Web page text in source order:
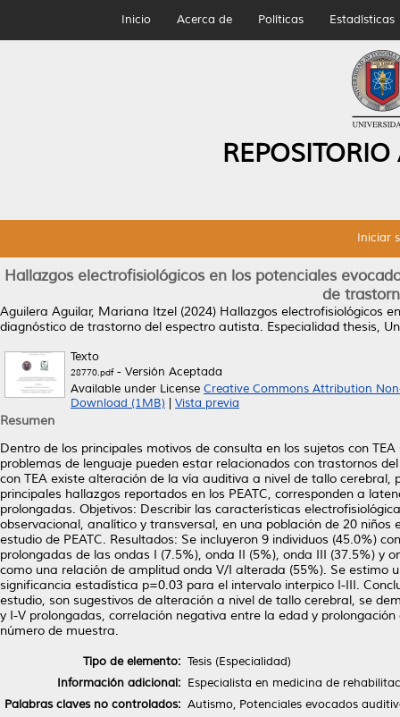
Inicio Acerca de Políticas Estadísticas
Iniciar
Hallazgos electrofisiológicos en los potenciales
de
Aguilera Aguilar, Mariana Itzel (2024) Hallazgos electrofisiológicos
diagnóstico de trastorno del espectro autista. Especialidad thesis,
Texto
28770.pdf- Versión Aceptada
Available under License Creative Commons Attribution
Download (1MB)
Vista previa
Resumen
Dentro de los principales motivos de consulta en los sujetos con
problemas de lenguaje pueden estar relacionados con trastornos
con TEA existe alteración de la vía auditiva a nivel de tallo
principales hallazgos reportados en los PEATC, corresponden a
prolongadas. Objetivos: Describir las características
observacional, analítico y transversal, en una población de 20
estudio de PEATC. Resultados: Se incluyeron 9 individuos (45.0%)
prolongadas de las ondas I (7.5%), onda II (5%), onda III (37.5%) y
como una relación de amplitud onda V/I alterada (55%). Se estimo
significancia estadística p=0.03 para el intervalo interpico I-III.
estudio, son sugestivos de alteración a nivel de tallo cerebral, se
y I-V prolongadas, correlación negativa entre la edad y
número de muestra.
Tipo de elemento: Tesis (Especialidad)
Información adicional: Especialista en medicina de
Palabras claves no controlados: Autismo, Potenciales evocados